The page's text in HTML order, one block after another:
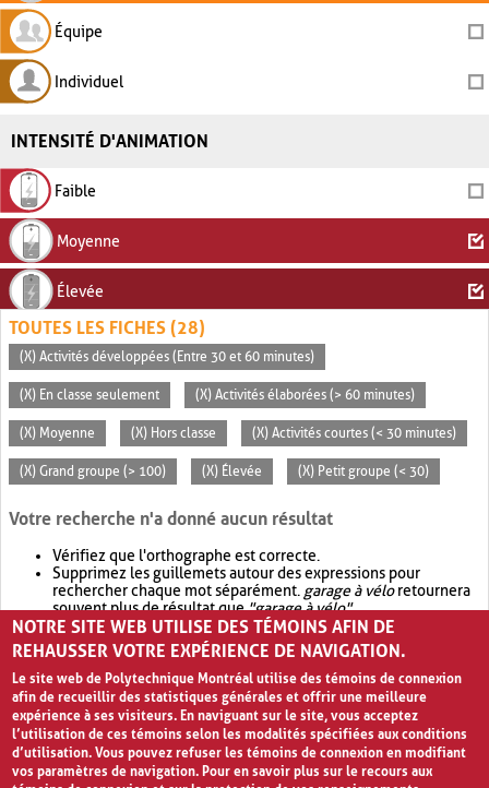
Équipe
Individuel
INTENSITÉ D'ANIMATION
Faible
Moyenne
Élevée
TOUTES LES FICHES (28)
(X) Activités développées (Entre 30 et 60 minutes)
(X) En classe seulement (X) Activités élaborées (> 60 minutes)
(X) Moyenne (X) Hors classe (X) Activités courtes (< 30 minutes)
(X) Grand groupe (> 100) (X) Élevée (X) Petit groupe (< 30)
Votre recherche n'a donné aucun résultat
Vérifiez que l'orthographe est correcte.
Supprimez les guillemets autour des expressions pour
rechercher chaque mot séparément. garage à véloretournera
souvent plus de résultat que"garage à vélo".
Envisagez d'élargir votre recherche avec OR.garage OR vélo
retournera souvent plus de résultat quegarage à vélo
NOTRE SITE WEB UTILISE DES TÉMOINS AFIN DE
REHAUSSER VOTRE EXPÉRIENCE DE NAVIGATION.
Le site web de Polytechnique Montréal utilise des témoins de connexion
afin de recueillir des statistiques générales et offrir une meilleure
expérience à ses visiteurs. En naviguant sur le site, vous acceptez
l’utilisation de ces témoins selon les modalités spécifiées aux conditions
d’utilisation. Vous pouvez refuser les témoins de connexion en modifiant
vos paramètres de navigation. Pour en savoir plus sur le recours aux